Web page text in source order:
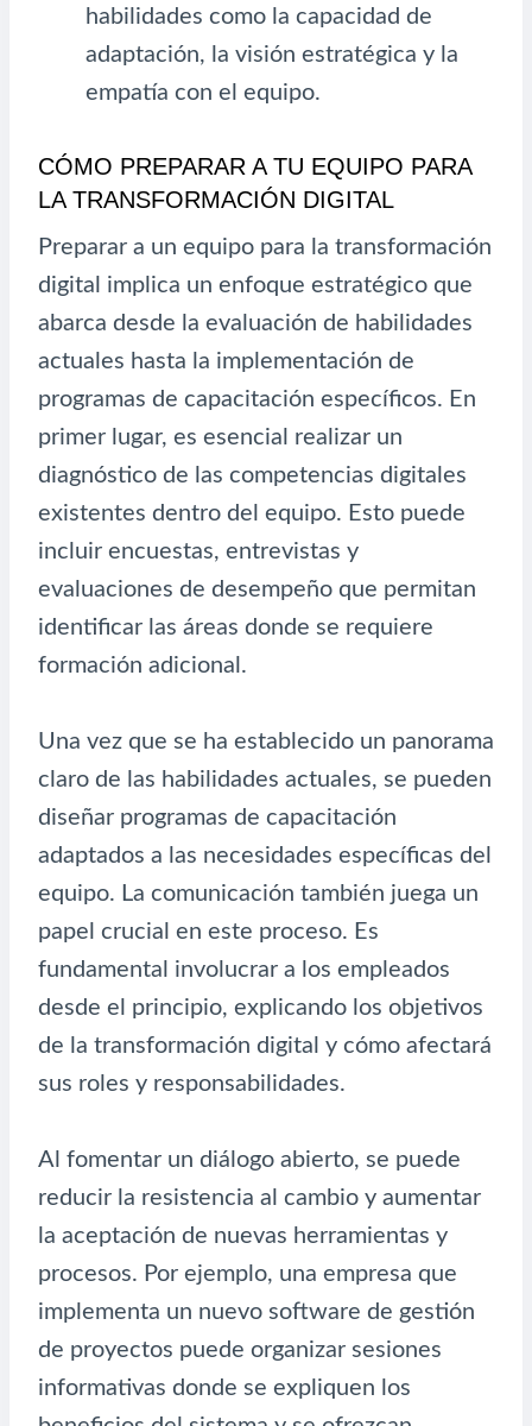
habilidades como la capacidad de
adaptación, la visión estratégica y la
empatía con el equipo.
CÓMO PREPARAR A TU EQUIPO PARA
LA TRANSFORMACIÓN DIGITAL
Preparar a un equipo para la transformación
digital implica un enfoque estratégico que
abarca desde la evaluación de habilidades
actuales hasta la implementación de
programas de capacitación específicos. En
primer lugar, es esencial realizar un
diagnóstico de las competencias digitales
existentes dentro del equipo. Esto puede
incluir encuestas, entrevistas y
evaluaciones de desempeño que permitan
identificar las áreas donde se requiere
formación adicional.
Una vez que se ha establecido un panorama
claro de las habilidades actuales, se pueden
diseñar programas de capacitación
adaptados a las necesidades específicas del
equipo. La comunicación también juega un
papel crucial en este proceso. Es
fundamental involucrar a los empleados
desde el principio, explicando los objetivos
de la transformación digital y cómo afectará
sus roles y responsabilidades.
Al fomentar un diálogo abierto, se puede
reducir la resistencia al cambio y aumentar
la aceptación de nuevas herramientas y
procesos. Por ejemplo, una empresa que
implementa un nuevo software de gestión
de proyectos puede organizar sesiones
informativas donde se expliquen los